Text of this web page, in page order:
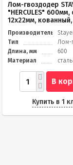
Лом-гвоздодер
"HERCULES" 600мм,
12х22мм, кованный,
Производитель
Тип
Лом-
Длина, мм
600
Материал
В
Купить в 1